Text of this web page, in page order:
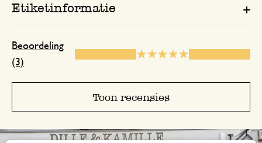
Etiketinformatie
Beoordeling
(3)
Toon recensies